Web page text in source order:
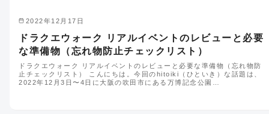
2022年12月17日
ドラクエウォーク リアルイベントのレビューと必要
な準備物（忘れ物防止チェックリスト）
ドラクエウォーク リアルイベントのレビューと必要な準備物（忘れ物防
止チェックリスト） こんにちは。今回のhitoiki（ひといき）な話題は、
2022年12月3日〜4日に大阪の吹田市にある万博記念公園…